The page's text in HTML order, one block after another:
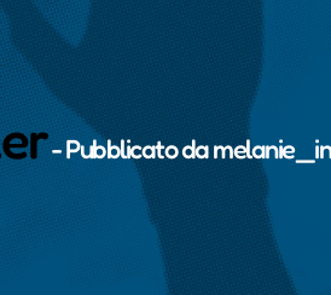
- Pubblicato da